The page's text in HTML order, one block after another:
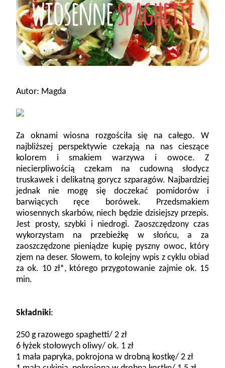
Autor: Magda
Za oknami wiosna rozgościła się na całego. W
najbliższej perspektywie czekają na nas cieszące
kolorem i smakiem warzywa i owoce. Z
niecierpliwością czekam na cudowną słodycz
truskawek i delikatną gorycz szparagów. Najbardziej
jednak nie mogę się doczekać pomidorów i
barwiących ręce borówek. Przedsmakiem
wiosennych skarbów, niech będzie dzisiejszy przepis.
Jest prosty, szybki i niedrogi. Zaoszczędzony czas
wykorzystam na przebieżkę w słońcu, a za
zaoszczędzone pieniądze kupię pyszny owoc, który
zjem na deser. Słowem, to kolejny wpis z cyklu obiad
za ok. 10 zł*, którego przygotowanie zajmie ok. 15
min.
Składniki:
250 g razowego spaghetti/ 2 zł
6 łyżek stołowych oliwy/ ok. 1 zł
1 mała papryka, pokrojona w drobną kostkę/ 2 zł